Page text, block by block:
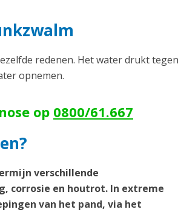
redenen. Het water drukt tegen
opnemen.
op 0800/61.667
verschillende
corrosie en houtrot. In extreme
van het pand, via het